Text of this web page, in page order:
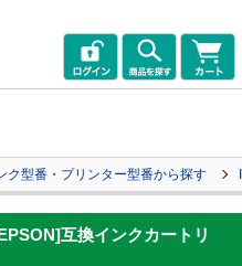
型番・プリンター型番から探す
互換インクカートリ